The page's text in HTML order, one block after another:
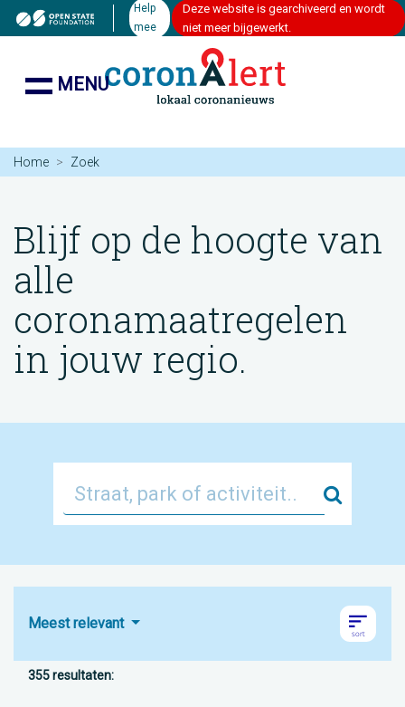
Help
mee
Deze website is gearchiveerd en wordt
niet meer bijgewerkt.
MENU
Home Zoek
Blijf op de hoogte van
alle
coronamaatregelen
in jouw regio.
Zoek
Meest relevant
355 resultaten: